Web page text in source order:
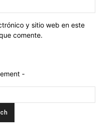
y sitio web en este
comente.
-